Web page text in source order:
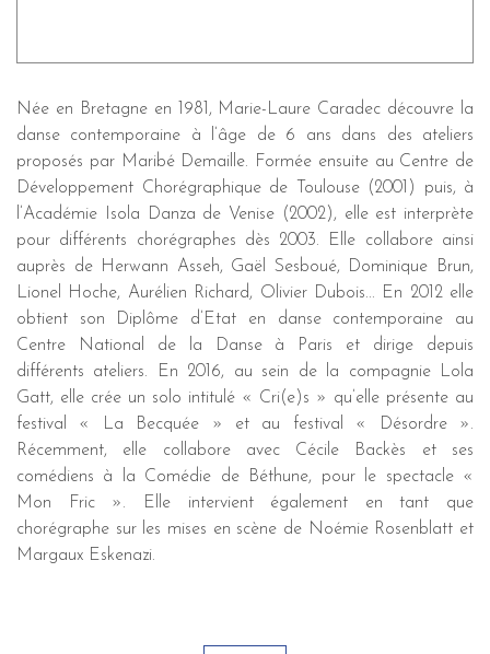
Née en Bretagne en 1981, Marie-Laure Caradec découvre la
danse contemporaine à l’âge de 6 ans dans des ateliers
proposés par Maribé Demaille. Formée ensuite au Centre de
Développement Chorégraphique de Toulouse (2001) puis, à
l’Académie Isola Danza de Venise (2002), elle est interprète
pour différents chorégraphes dès 2003. Elle collabore ainsi
auprès de Herwann Asseh, Gaël Sesboué, Dominique Brun,
Lionel Hoche, Aurélien Richard, Olivier Dubois... En 2012 elle
obtient son Diplôme d’Etat en danse contemporaine au
Centre National de la Danse à Paris et dirige depuis
différents ateliers. En 2016, au sein de la compagnie Lola
Gatt, elle crée un solo intitulé « Cri(e)s » qu’elle présente au
festival « La Becquée » et au festival « Désordre ».
Récemment, elle collabore avec Cécile Backès et ses
comédiens à la Comédie de Béthune, pour le spectacle «
Mon Fric ». Elle intervient également en tant que
chorégraphe sur les mises en scène de Noémie Rosenblatt et
Margaux Eskenazi.